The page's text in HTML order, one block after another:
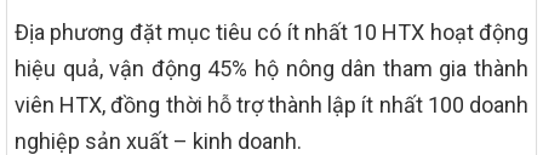
Địa phương đặt mục tiêu có ít nhất 10 HTX hoạt động
hiệu quả, vận động 45% hộ nông dân tham gia thành
viên HTX, đồng thời hỗ trợ thành lập ít nhất 100 doanh
nghiệp sản xuất – kinh doanh.